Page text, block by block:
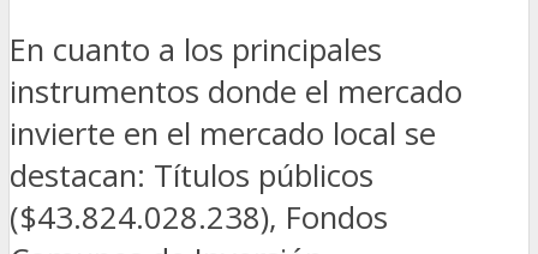
En cuanto a los principales
instrumentos donde el mercado
invierte en el mercado local se
destacan: Títulos públicos
($43.824.028.238), Fondos